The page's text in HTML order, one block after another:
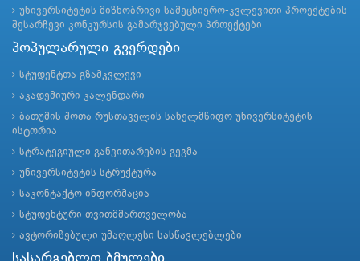
უნივერსიტეტის მიზნობრივი სამეცნიერო-კვლევითი პროექტების
შესარჩევი კონკურსის გამარჯვებული პროექტები
პოპულარული გვერდები
სტუდენტთა გზამკვლევი
აკადემიური კალენდარი
ბათუმის შოთა რუსთაველის სახელმწიფო უნივერსიტეტის
ისტორია
სტრატეგიული განვითარების გეგმა
უნივერსიტეტის სტრუქტურა
საკონტაქტო ინფორმაცია
სტუდენტური თვითმმართველობა
ავტორიზებული უმაღლესი სასწავლებლები